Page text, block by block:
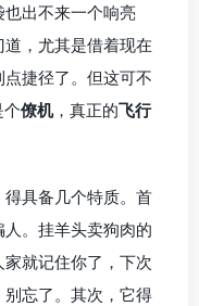
出不来一个响亮
，尤其是借着现在
捷径了。但这可不
僚机，真正的飞行
得具备几个特质。首
。挂羊头卖狗肉的
就记住你了，下次
别忘了。其次，它得